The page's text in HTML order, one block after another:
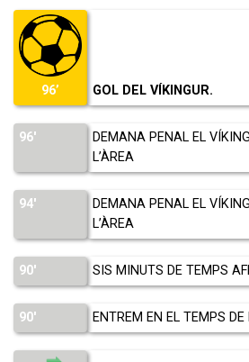
96’ GOL DEL VÍKINGUR.
96′
DEMANA PENAL EL
L’ÀREA
94′
DEMANA PENAL EL
L’ÀREA
90′ SIS MINUTS DE TEMPS
90′ ENTREM EN EL TEMPS DE